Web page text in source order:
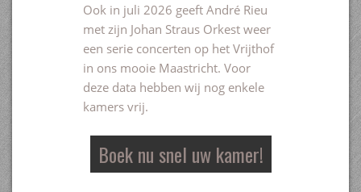
Ook in juli 2026 geeft André Rieu
met zijn Johan Straus Orkest weer
een serie concerten op het Vrijthof
in ons mooie Maastricht. Voor
deze data hebben wij nog enkele
kamers vrij.
Boek nu snel uw kamer!